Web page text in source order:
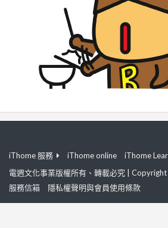
iThome 服務 iThome online
iThome
電週文化事業版權所有、轉載必究 |
服務信箱
隱私權聲明與會員使用條款